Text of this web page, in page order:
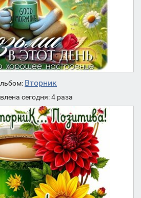
Вторник
сегодня: 4 раза